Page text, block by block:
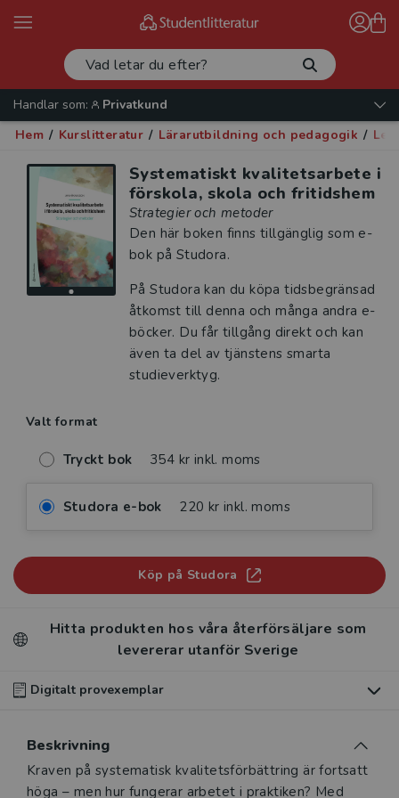
Handlar som:
Privatkund
Hem / Kurslitteratur / Lärarutbildning och pedagogik /
Systematiskt kvalitetsarbete i
förskola, skola och fritidshem
Strategier och metoder
Den här boken finns tillgänglig som e-
bok på Studora.
På Studora kan du köpa tidsbegränsad
åtkomst till denna och många andra e-
böcker. Du får tillgång direkt och kan
även ta del av tjänstens smarta
studieverktyg.
Valt format
Tryckt bok 354 kr inkl. moms
Studora e-bok 220 kr inkl. moms
Köp på Studora
Hitta produkten hos våra återförsäljare som
levererar utanför Sverige
Digitalt provexemplar
digitalt provexemplar av den här produkten
Våra digitala provexemplar tillhandahålls via Studora.se
Beskrivning
Beskrivning
Kraven på systematisk kvalitetsförbättring är fortsatt
höga – men hur fungerar arbetet i praktiken? Med